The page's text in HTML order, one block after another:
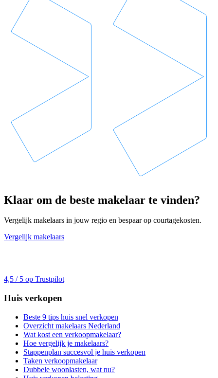
Klaar om de beste makelaar te vinden?
Vergelijk makelaars in jouw regio en bespaar op courtagekosten.
Vergelijk makelaars
4,5 / 5 op Trustpilot
Huis verkopen
Beste 9 tips huis snel verkopen
Overzicht makelaars Nederland
Wat kost een verkoopmakelaar?
Hoe vergelijk je makelaars?
Stappenplan succesvol je huis verkopen
Taken verkoopmakelaar
Dubbele woonlasten, wat nu?